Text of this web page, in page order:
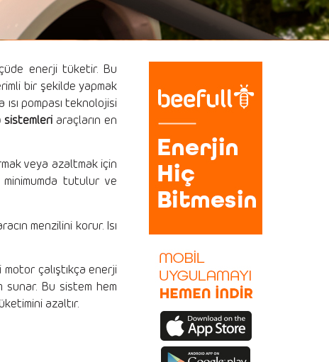
enerji tüketir. Bu
bir şekilde yapmak
pompası teknolojisi
sistemleri araçların en
veya azaltmak için
tutulur ve
menzilini korur. Isı
motor çalıştıkça enerji
sunar. Bu sistem hem
azaltır.